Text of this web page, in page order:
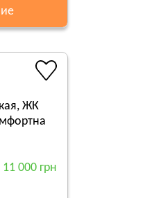
ЖК
11 000 грн